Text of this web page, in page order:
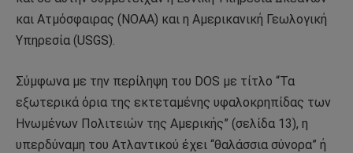
και Ατμόσφαιρας (NOAA) και η Αμερικανική Γεωλογική
Υπηρεσία (USGS).
Σύμφωνα με την περίληψη του DOS με τίτλο “Τα
εξωτερικά όρια της εκτεταμένης υφαλοκρηπίδας των
Ηνωμένων Πολιτειών της Αμερικής” (σελίδα 13), η
υπερδύναμη του Ατλαντικού έχει “θαλάσσια σύνορα” ή